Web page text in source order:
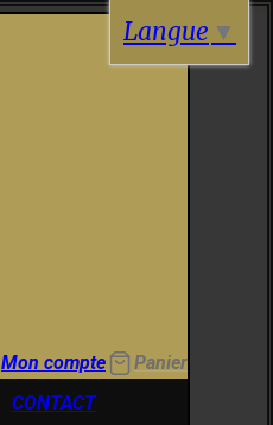
Mon compte
Panier
CONTACT
Langue ▼